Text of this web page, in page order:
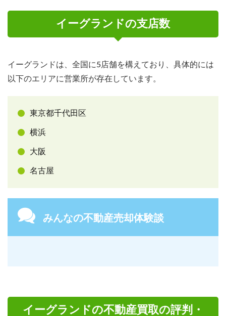
イーグランドの支店数
イーグランドは、全国に5店舗を構えており、具体的には
以下のエリアに営業所が存在しています。
東京都千代田区
横浜
大阪
名古屋
みんなの不動産売却体験談
イーグランドの不動産買取の評判・